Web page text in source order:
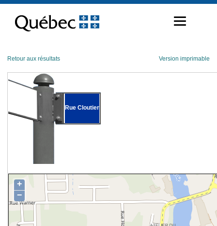
contenu
Retour aux résultats Version imprimable
Rue Cloutier
+
−